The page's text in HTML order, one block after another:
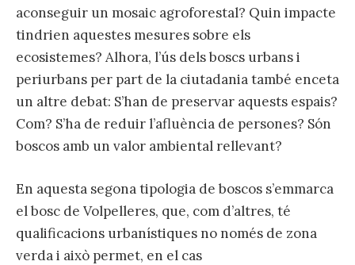
aconseguir un mosaic agroforestal? Quin impacte
tindrien aquestes mesures sobre els
ecosistemes? Alhora, l’ús dels boscs urbans i
periurbans per part de la ciutadania també enceta
un altre debat: S’han de preservar aquests espais?
Com? S’ha de reduir l’afluència de persones? Són
boscos amb un valor ambiental rellevant?
En aquesta segona tipologia de boscos s’emmarca
el bosc de Volpelleres, que, com d’altres, té
qualificacions urbanístiques no només de zona
verda i això permet, en el cas